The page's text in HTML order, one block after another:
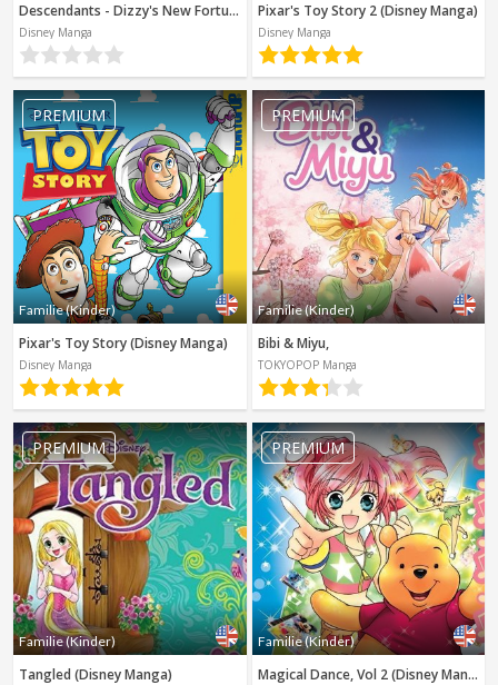
Descendants - Dizzy's New Fortune (Disney Manga)
Disney Manga
Pixar's Toy Story 2 (Disney Manga)
Disney Manga
PREMIUM
Familie (Kinder)
Pixar's Toy Story (Disney Manga)
Disney Manga
PREMIUM
Familie (Kinder)
Bibi & Miyu,
TOKYOPOP Manga
PREMIUM
Familie (Kinder)
Tangled (Disney Manga)
PREMIUM
Familie (Kinder)
Magical Dance, Vol 2 (Disney Manga)